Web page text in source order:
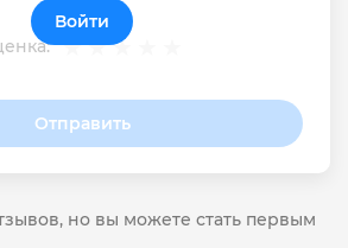
Отправить
Войти
но вы можете стать первым